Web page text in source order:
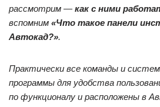
рассмотрим — как с ними
вспомним «Что такое панели
Автокад?».
Практически все команды и
программы для удобства
по функционалу и расположены в